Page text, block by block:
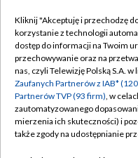
Abonament TVP
Emisja w TVP
Centrum informacji
Naziemna Telewizja
Kliknij "Akceptuję i przechodzę
korzystanie z technologii
dostęp do informacji na Twoim
przechowywanie oraz na
nas, czyli Telewizję Polską S.A.
Zaufanych Partnerów z IAB*
Partnerów TVP (93 firm), w
zautomatyzowanego
mierzenia ich skuteczności) i
także zgody na udostępnianie